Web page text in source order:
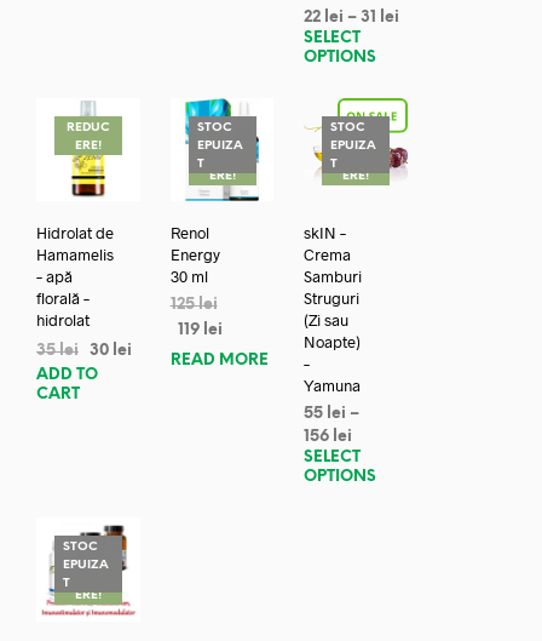
22 lei –31
lei
SELECT
OPTIONS
REDUC
ERE!
Hidrolat de
Hamamelis
– apă
florală –
hidrolat
35lei 30 lei
ADD TO
CART
STOC
EPUIZA
TREDUC
ERE!
Renol
Energy
30 ml
125lei
119 lei
READ MORE
STOC
EPUIZA
TREDUC
ERE!
skIN –
Crema
Samburi
Struguri
(Zi sau
Noapte)
–
Yamuna
55 lei –
156 lei
SELECT
OPTIONS
STOC
EPUIZA
TREDUC
ERE!